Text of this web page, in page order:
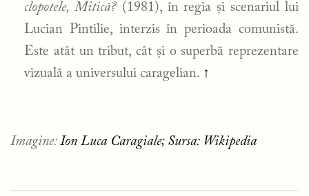
clopotele, Mitică? (1981), în regia și scenariul lui
Lucian Pintilie, interzis în perioada comunistă.
Este atât un tribut, cât și o superbă reprezentare
vizuală a universului caragelian. ↑
Imagine: Ion Luca Caragiale; Sursa: Wikipedia